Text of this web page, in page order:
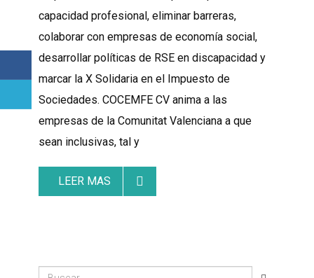
capacidad profesional, eliminar barreras,
colaborar con empresas de economía social,
desarrollar políticas de RSE en discapacidad y
marcar la X Solidaria en el Impuesto de
Sociedades. COCEMFE CV anima a las
empresas de la Comunitat Valenciana a que
sean inclusivas, tal y
LEER MAS